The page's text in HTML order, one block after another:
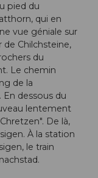
pied du
qui en
vue géniale sur
de Chilchsteine,
du
Le chemin
de la
dessous du
lentement
De là,
À la station
le train